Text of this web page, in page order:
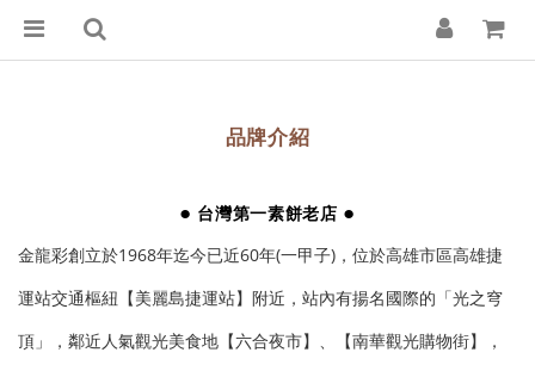
品牌介紹
● 台灣第一素餅老店 ●
金龍彩創立於1968年迄今已近60年(一甲子)，位於高雄市區高雄捷
運站交通樞紐【美麗島捷運站】附近，站內有揚名國際的「光之穹
頂」，鄰近人氣觀光美食地【六合夜市】、【南華觀光購物街】，